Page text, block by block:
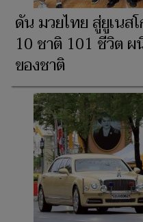
ดัน มวยไทย สู่ยูเนส
10 ชาติ 101 ชีวิต
ของชาติ